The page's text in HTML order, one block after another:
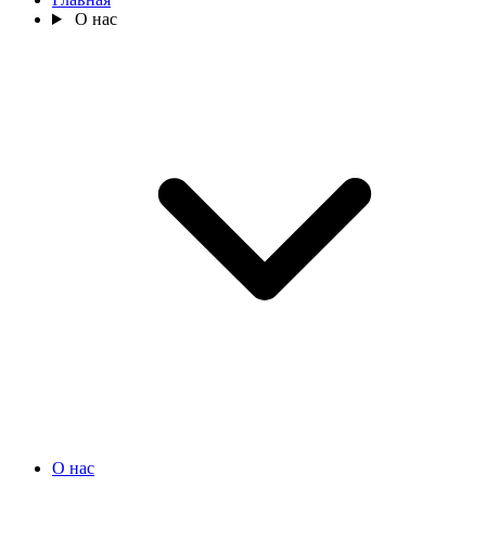
О нас
О нас